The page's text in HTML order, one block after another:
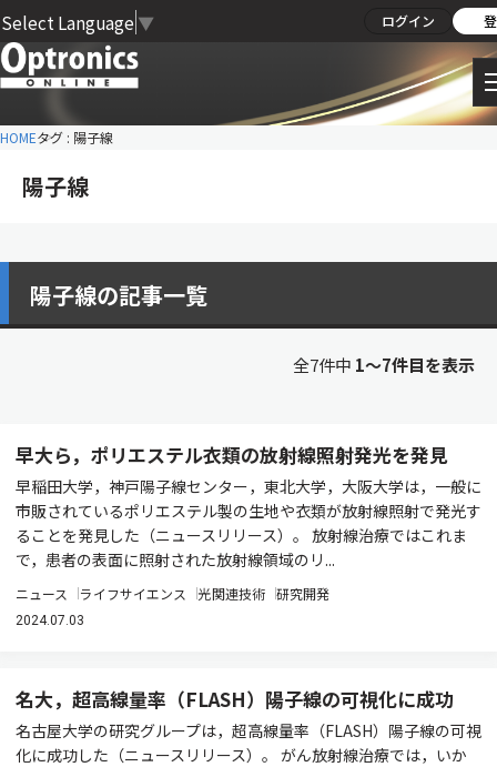
Select Language ▼ ログイン
HOMEタグ : 陽子線
陽子線
陽子線の記事一覧
全7件中 1〜7件目を表示
早大ら，ポリエステル衣類の放射線照射発光を発見
早稲田大学，神戸陽子線センター，東北大学，大阪大学は，一般に
市販されているポリエステル製の生地や衣類が放射線照射で発光す
ることを発見した（ニュースリリース）。 放射線治療ではこれま
で，患者の表面に照射された放射線領域のリ...
ニュース ライフサイエンス 光関連技術 研究開発
2024.07.03
名大，超高線量率（FLASH）陽子線の可視化に成功
名古屋大学の研究グループは，超高線量率（FLASH）陽子線の可視
化に成功した（ニュースリリース）。 がん放射線治療では，いか